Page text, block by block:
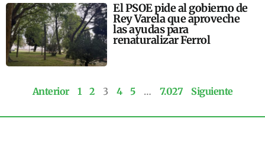
El PSOE pide al gobierno de
Rey Varela que aproveche
las ayudas para
renaturalizar Ferrol
Anterior 1 2 3 4 5 … 7.027 Siguiente